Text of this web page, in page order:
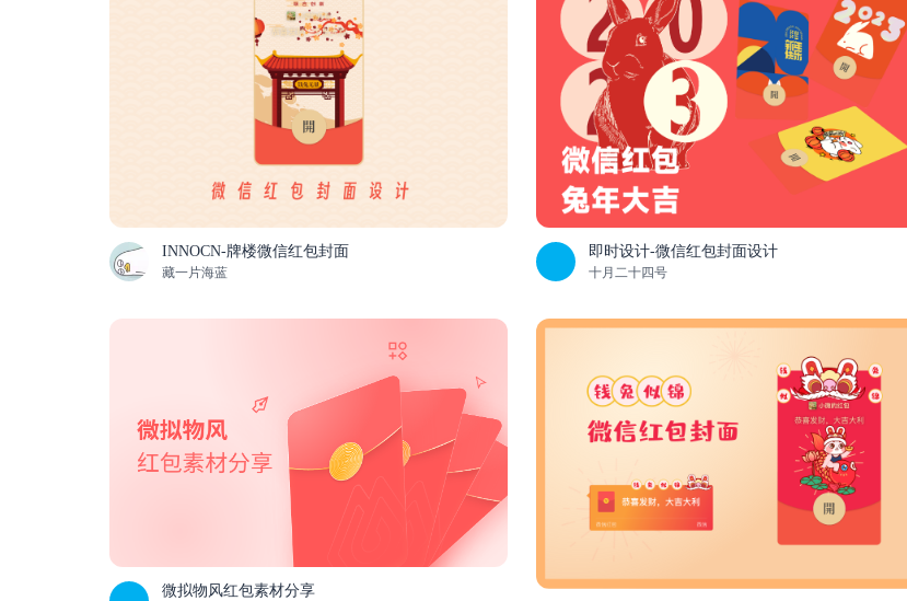
INNOCN-牌楼微信红包封面
藏一片海蓝
即时设计-微信红包封面设计
十月二十四号
微拟物风红包素材分享